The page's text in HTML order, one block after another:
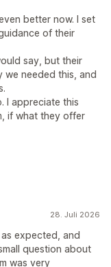
better now. I set
of their
say, but their
we needed this, and
I appreciate this
if what they offer
28. Juli 2026
expected, and
question about
was very